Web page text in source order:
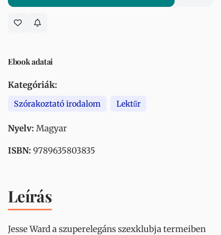
Ebook adatai
Kategóriák:
Szórakoztató irodalom Lektűr
Nyelv: Magyar
ISBN: 9789635803835
Leírás
Jesse Ward a szuperelegáns szexklubja termeiben